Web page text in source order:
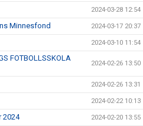
2024-03-28 12:54
Minnesfond 2024-03-17 20:37
2024-03-10 11:54
FOTBOLLSSKOLA
2024-02-26 13:50
2024-02-26 13:31
2024-02-22 10:13
2024 2024-02-20 13:55